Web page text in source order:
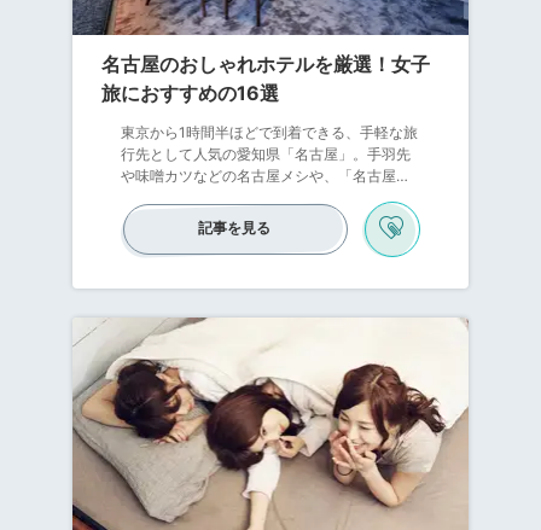
名古屋のおしゃれホテルを厳選！女子
旅におすすめの16選
東京から1時間半ほどで到着できる、手軽な旅
行先として人気の愛知県「名古屋」。手羽先
や味噌カツなどの名古屋メシや、「名古屋
しむ友達同士の名古屋女子旅、せっかくなら
魅力的なホテルでもっと素敵な思い出にしま
せんか？今回ご紹介するホテルは、編集者お
子旅が楽しくなるはずですよ♡
記事を見る